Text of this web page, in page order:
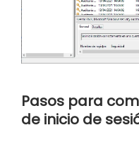
Pasos para
de inicio de